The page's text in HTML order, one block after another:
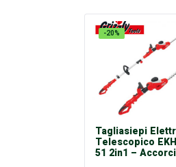
-20%
Tagliasiepi
Telescopico
51 2in1 –